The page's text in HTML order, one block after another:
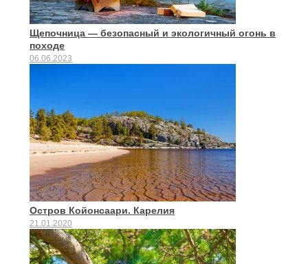
Щепочница — безопасный и экологичный огонь в
походе
06.06.2023
Остров Койонсаари. Карелия
21.01.2020